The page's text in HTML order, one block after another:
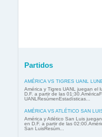
Partidos
AMÉRICA VS TIGRES UANL
América y Tigres UANL juegan el
D.F. a partir de las
UANLResúmenEstadísticas...
AMÉRICA VS ATLÉTICO SAN
América y Atlético San Luis
en D.F. a partir de las
San LuisResúm...